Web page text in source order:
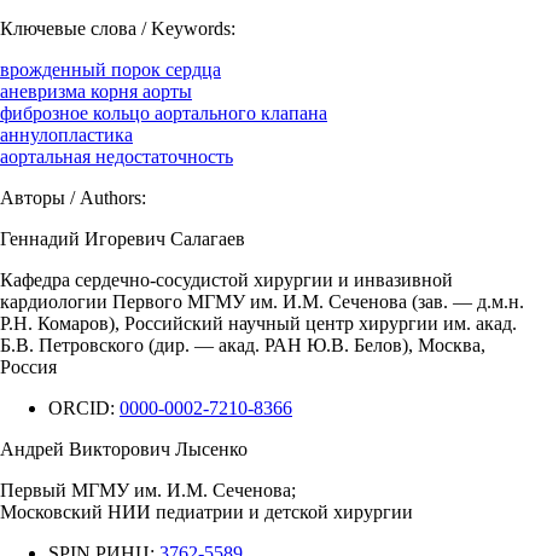
Ключевые слова / Keywords:
врожденный порок сердца
аневризма корня аорты
фиброзное кольцо аортального клапана
аннулопластика
аортальная недостаточность
Авторы / Authors:
Геннадий Игоревич Салагаев
Кафедра сердечно-сосудистой хирургии и инвазивной
кардиологии Первого МГМУ им. И.М. Сеченова (зав. — д.м.н.
Р.Н. Комаров), Российский научный центр хирургии им. акад.
Б.В. Петровского (дир. — акад. РАН Ю.В. Белов), Москва,
Россия
ORCID: 0000-0002-7210-8366
Андрей Викторович Лысенко
Первый МГМУ им. И.М. Сеченова;
Московский НИИ педиатрии и детской хирургии